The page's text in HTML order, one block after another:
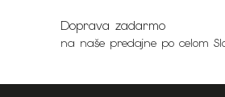
Doprava zadarmo
na naše predajne po celom